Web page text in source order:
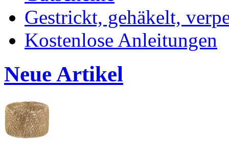
Gestrickt, gehäkelt,
Kostenlose Anleitungen
Neue Artikel